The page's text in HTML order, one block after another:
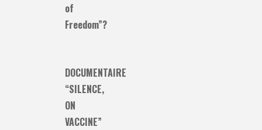
of
Freedom”?
DOCUMENTAIRE
“SILENCE,
ON
VACCINE”